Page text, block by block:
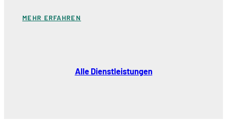
MEHR ERFAHREN
Alle Dienstleistungen